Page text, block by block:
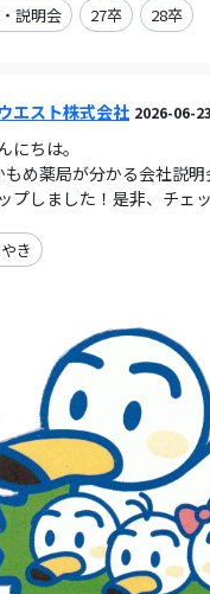
説明会 27卒 28卒
エスト株式会社 2026-06-
にちは。
め薬局が分かる会社説明
プしました！是非、チェ
き